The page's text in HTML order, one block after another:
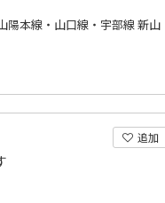
本線・山口線・宇部線 新山
追加